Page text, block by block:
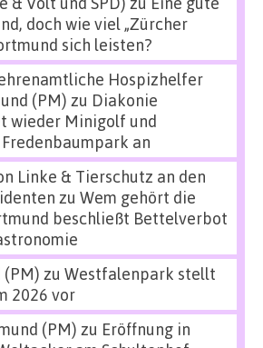
doch wie viel „Zürcher
sich leisten?
Hospizhelfer
(PM) zu Diakonie
wieder Minigolf und
an
Linke & Tierschutz an den
zu Wem gehört die
beschließt Bettelverbot
zu Westfalenpark stellt
2026 vor
(PM) zu Eröffnung in